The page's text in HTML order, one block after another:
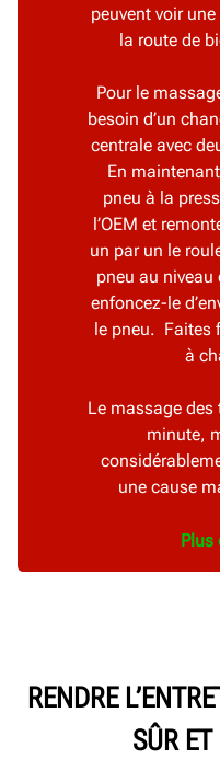
peuvent voir
la route de
Pour le
besoin d’un
centrale avec
En
pneu à la
l’OEM et
un par un le
pneu au niveau
enfoncez-le
le pneu. Faites
à
Le massage des
minute,
une cause
Plus
RENDRE
SÛR